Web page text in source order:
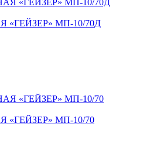
МП-10/70Д
МП-10/70